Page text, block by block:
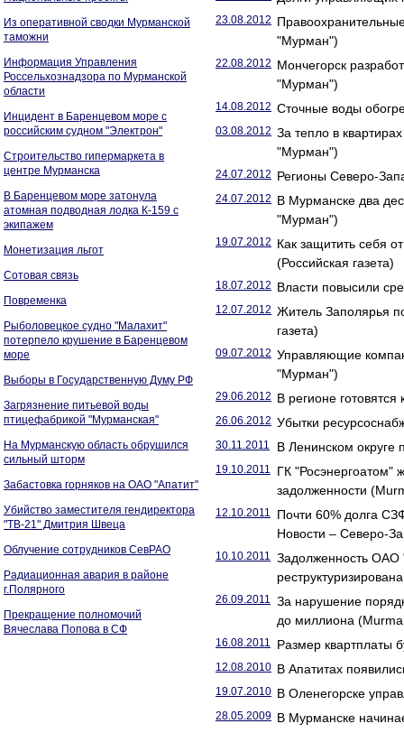
Из оперативной сводки Мурманской
таможни
Информация Управления
Россельхознадзора по Мурманской
области
Инцидент в Баренцевом море с
российским судном "Электрон"
Строительство гипермаркета в
центре Мурманска
В Баренцевом море затонула
атомная подводная лодка К-159 с
экипажем
Монетизация льгот
Сотовая связь
Повременка
Рыболовецкое судно "Малахит"
потерпело крушение в Баренцевом
море
Выборы в Государственную Думу РФ
Загрязнение питьевой воды
птицефабрикой "Мурманская"
На Мурманскую область обрушился
сильный шторм
Забастовка горняков на ОАО "Апатит"
Убийство заместителя гендиректора
"ТВ-21" Дмитрия Швеца
Облучение сотрудников СевРАО
Радиационная авария в районе
г.Полярного
Прекращение полномочий
Вячеслава Попова в СФ
23.08.2012
"Мурман")
22.08.2012 Мончегорск
"Мурман")
14.08.2012 Сточные воды
03.08.2012 За тепло в
"Мурман")
24.07.2012 Регионы Северо-
24.07.2012 В Мурманске два
"Мурман")
19.07.2012 Как защитить себя
(Российская газета)
18.07.2012 Власти повысили
12.07.2012 Житель Заполярья
газета)
09.07.2012 Управляющие
"Мурман")
29.06.2012 В регионе
26.06.2012 Убытки
30.11.2011 В Ленинском округе
19.10.2011
ГК "Росэнергоатом"
задолженности
12.10.2011
Почти 60% долга
Новости – Северо-
10.10.2011 Задолженность ОАО
26.09.2011 За нарушение
до миллиона
16.08.2011 Размер квартплаты
12.08.2010 В Апатитах
19.07.2010 В Оленегорске
28.05.2009 В Мурманске